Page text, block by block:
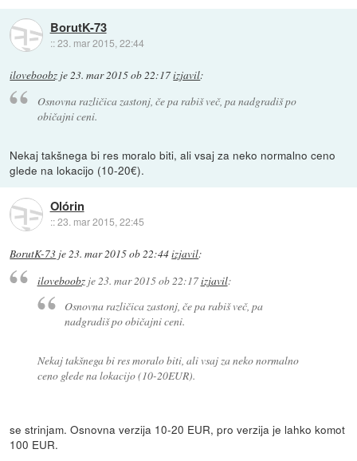
BorutK-73
::23. mar 2015, 22:44
iloveboobz je 23. mar 2015 ob 22:17izjavil:
Osnovna različica zastonj, če pa rabiš več, pa nadgradiš po
običajni ceni.
Nekaj takšnega bi res moralo biti, ali vsaj za neko normalno ceno
glede na lokacijo (10-20€).
Olórin
::23. mar 2015, 22:45
BorutK-73 je23. mar 2015 ob 22:44izjavil:
iloveboobzje 23. mar 2015 ob 22:17izjavil:
Osnovna različica zastonj, če pa rabiš več, pa
nadgradiš po običajni ceni.
Nekaj takšnega bi res moralo biti, ali vsaj za neko normalno
ceno glede na lokacijo (10-20EUR).
se strinjam. Osnovna verzija 10-20 EUR, pro verzija je lahko komot
100 EUR.